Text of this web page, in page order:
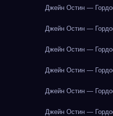
Джейн Остин —
Джейн Остин —
Джейн Остин —
Джейн Остин —
Джейн Остин —
Джейн Остин —